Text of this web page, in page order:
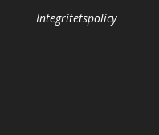
Integritetspolicy